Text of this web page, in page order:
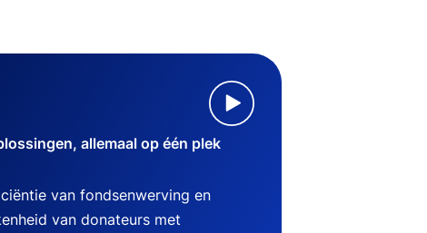
allemaal op één plek
van fondsenwerving en
van donateurs met